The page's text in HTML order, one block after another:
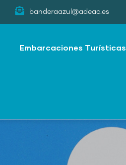
banderaazul@adeac.es
Embarcaciones Turísticas